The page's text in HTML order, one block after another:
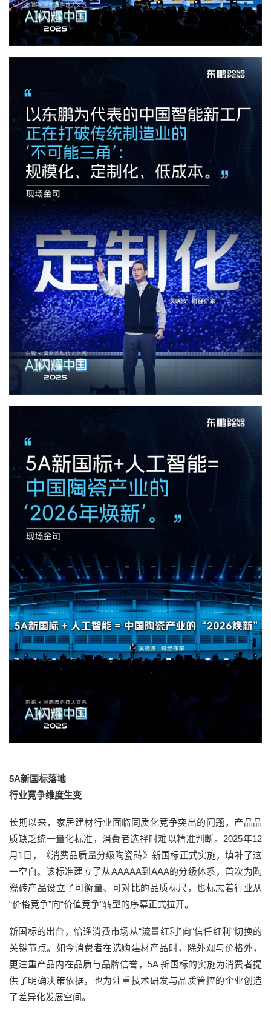
5A新国标落地
行业竞争维度生变
长期以来，家居建材行业面临同质化竞争突出的问题，产品品
质缺乏统一量化标准，消费者选择时难以精准判断。2025年12
月1日，《消费品质量分级陶瓷砖》新国标正式实施，填补了这
一空白。该标准建立了从AAAAA到AAA的分级体系，首次为陶
瓷砖产品设立了可衡量、可对比的品质标尺，也标志着行业从
“价格竞争”向“价值竞争”转型的序幕正式拉开。
新国标的出台，恰逢消费市场从“流量红利”向“信任红利”切换的
关键节点。如今消费者在选购建材产品时，除外观与价格外，
更注重产品内在品质与品牌信誉，5A 新国标的实施为消费者提
供了明确决策依据，也为注重技术研发与品质管控的企业创造
了差异化发展空间。